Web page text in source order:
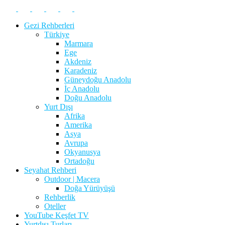
Gezi Rehberleri
Türkiye
Marmara
Ege
Akdeniz
Karadeniz
Güneydoğu Anadolu
İç Anadolu
Doğu Anadolu
Yurt Dışı
Afrika
Amerika
Asya
Avrupa
Okyanusya
Ortadoğu
Seyahat Rehberi
Outdoor | Macera
Doğa Yürüyüşü
Rehberlik
Oteller
YouTube Keşfet TV